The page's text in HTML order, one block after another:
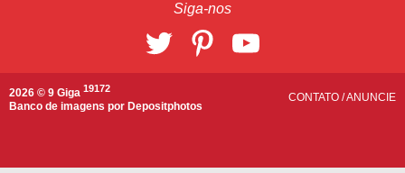
Siga-nos
2026 © 9 Giga 19172
Banco de imagens por Depositphotos
CONTATO /ANUNCIE